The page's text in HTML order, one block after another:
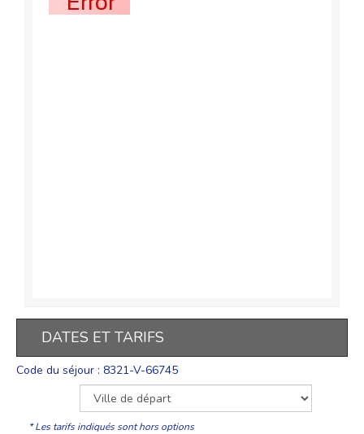
DATES ET TARIFS
Code du séjour : 8321-V-66745
* Les tarifs indiqués sont hors options